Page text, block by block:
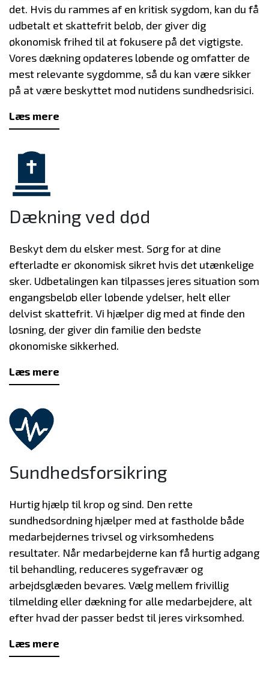
det. Hvis du rammes af en kritisk sygdom, kan du få
udbetalt et skattefrit beløb, der giver dig
økonomisk frihed til at fokusere på det vigtigste.
Vores dækning opdateres løbende og omfatter de
mest relevante sygdomme, så du kan være sikker
på at være beskyttet mod nutidens sundhedsrisici.
Læs mere
Dækning ved død
Beskyt dem du elsker mest. Sørg for at dine
efterladte er økonomisk sikret hvis det utænkelige
sker. Udbetalingen kan tilpasses jeres situation som
engangsbeløb eller løbende ydelser, helt eller
delvist skattefrit. Vi hjælper dig med at finde den
løsning, der giver din familie den bedste
økonomiske sikkerhed.
Læs mere
Sundhedsforsikring
Hurtig hjælp til krop og sind. Den rette
sundhedsordning hjælper med at fastholde både
medarbejdernes trivsel og virksomhedens
resultater. Når medarbejderne kan få hurtig adgang
til behandling, reduceres sygefravær og
arbejdsglæden bevares. Vælg mellem frivillig
tilmelding eller dækning for alle medarbejdere, alt
efter hvad der passer bedst til jeres virksomhed.
Læs mere